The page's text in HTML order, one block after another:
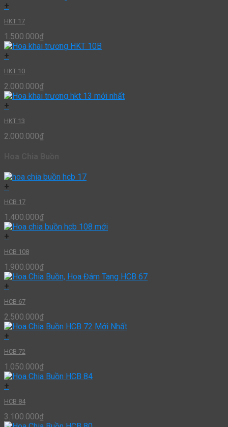
+
HKT 17
1.500.000₫
+
HKT 10
2.000.000₫
+
HKT 13
2.000.000₫
+
HCB 17
1.400.000₫
+
HCB 108
1.900.000₫
+
HCB 67
2.500.000₫
+
HCB 72
1.050.000₫
+
HCB 84
3.100.000₫